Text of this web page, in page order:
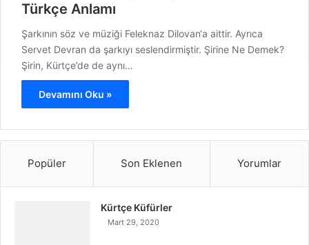
Türkçe Anlamı
Şarkının söz ve müziği Feleknaz Dilovan‘a aittir. Ayrıca
Servet Devran da şarkıyı seslendirmiştir. Şirine Ne Demek?
Şirin, Kürtçe’de de aynı…
Devamını Oku »
Popüler Son Eklenen Yorumlar
Kürtçe Küfürler
Mart 29, 2020